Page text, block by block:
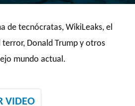
de tecnócratas, WikiLeaks, el
Donald Trump y otros
mundo actual.
VIDEO